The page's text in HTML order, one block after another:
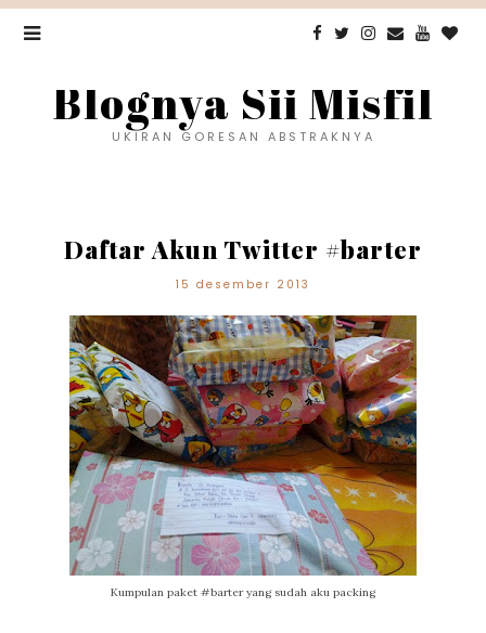
Blognya Sii Misfil
UKIRAN GORESAN ABSTRAKNYA
Daftar Akun Twitter #barter
15 desember 2013
Kumpulan paket #barter yang sudah aku packing